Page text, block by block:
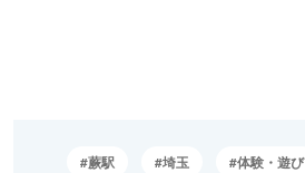
蕨駅 埼玉 体験・遊び